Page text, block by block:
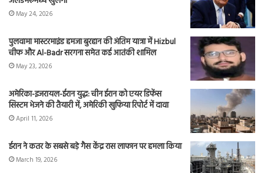
May 24, 2026
पुलवामा मास्टरमाइंड हमजा बुरहान की अंतिम यात्रा में Hizbul
चीफ और Al-Badr सरगना समेत कई आतंकी शामिल
May 23, 2026
अमेरिका-इजरायल-ईरान युद्ध: चीन ईरान को एयर डिफेंस
सिस्टम भेजने की तैयारी में, अमेरिकी खुफिया रिपोर्ट में दावा
April 11, 2026
ईरान ने कतर के सबसे बड़े गैस केंद्र रास लाफान पर हमला किया
March 19, 2026